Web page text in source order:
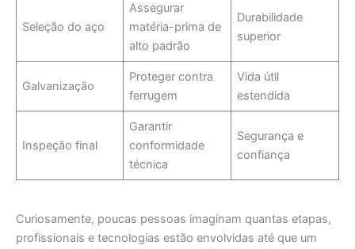
Seleção do aço
Assegurar
matéria-prima de
alto padrão
Durabilidade
superior
Galvanização
Proteger contra
ferrugem
Vida útil
estendida
Inspeção final
Garantir
conformidade
técnica
Segurança e
confiança
Curiosamente, poucas pessoas imaginam quantas etapas,
profissionais e tecnologias estão envolvidas até que um